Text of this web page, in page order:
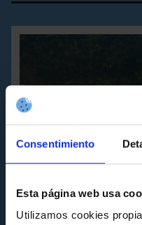
Consentimiento
Esta página web usa
Utilizamos cookies
ACTIVIDADES